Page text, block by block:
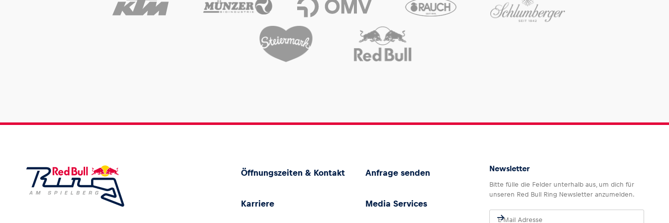
Öffnungszeiten & Kontakt Anfrage senden
Karriere Media Services
Newsletter
Bitte fülle die Felder unterhalb aus, um dich für
unseren Red Bull Ring Newsletter anzumelden.